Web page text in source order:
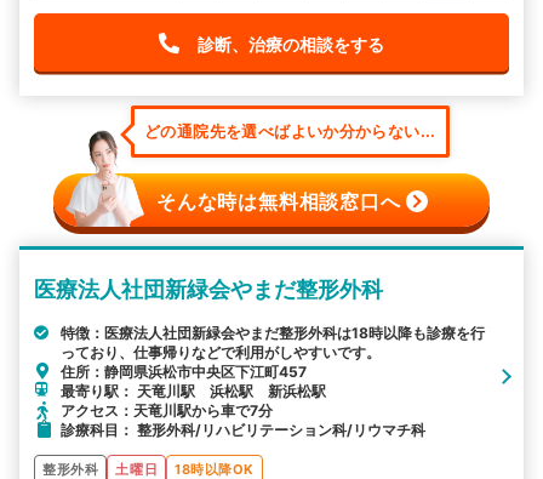
診断、治療の相談をする
どの通院先を選べばよいか分からない...
そんな時は無料相談窓口へ
医療法人社団新緑会やまだ整形外科
特徴：医療法人社団新緑会やまだ整形外科は18時以降も診療を行
っており、仕事帰りなどで利用がしやすいです。
住所：静岡県浜松市中央区下江町457
最寄り駅： 天竜川駅 浜松駅 新浜松駅
アクセス：天竜川駅から車で7分
診療科目： 整形外科/リハビリテーション科/リウマチ科
整形外科 土曜日 18時以降OK